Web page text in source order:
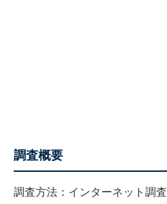
調査概要
調査方法：インターネット調査